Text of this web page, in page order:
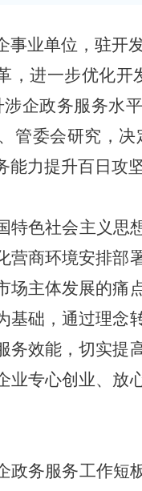
业单位，驻开
，进一步优化
企政务服务水
管委会研究，决
力提升百日攻
特色社会主义思
营商环境安排部
场主体发展的痛
基础，通过理念
务效能，切实提
业专心创业、放
政务服务工作短